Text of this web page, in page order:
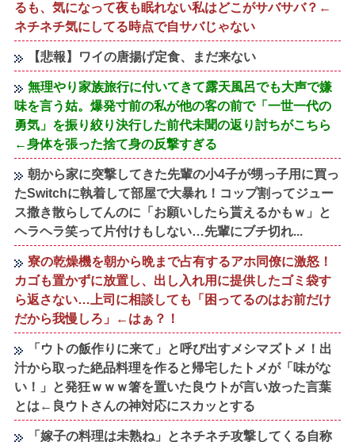
るも、気になって夜も眠れない私はどこがサバサバ？←
ネチネチ気にしてる時点で自サバじゃない
【悲報】ワイの唐揚げ定食、まだ来ない
無理やり家族旅行に付いてきて露天風呂でも大声で嫌
味を言う姑。爆発寸前の私が他の客の前で「一世一代の
勇気」を振り絞り決行した前代未聞の返り討ちがこちら
←身体を張った捨て身の反撃すぎる
朝から家に突撃してきた先輩の小4子が甥っ子用に買っ
たSwitchに執着して部屋で大暴れ！コップ割ってジュー
ス撒き散らしてんのに「お願いしたら貰えるかもｗ」と
ヘラヘラ笑って片付けもしない…先輩にブチ切れ...
寮の乾燥機を朝から晩まで占有するアホ同僚に激怒！
カゴも置かずに放置し、出し入れ用に提供したゴミ袋す
ら返さない…上司に相談しても「困ってるのはお前だけ
だから我慢しろ」←はぁ？！
「ウトの飯作りに来て」と呼び出すメシマズトメ！出
汁から取った絶品料理を作ると帰宅したトメが「味がな
い！」と発狂ｗｗｗ箸を置いた良ウトが言い放った言葉
とは←良ウトさんの神対応にスカッとする
「嫁子の料理は未熟ね」とネチネチ攻撃してくる自称